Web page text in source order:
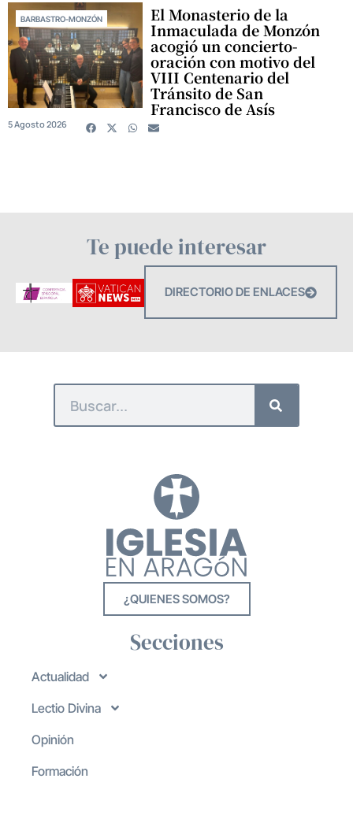
BARBASTRO-MONZÓN El Monasterio de la
Inmaculada de Monzón
acogió un concierto-
oración con motivo del
VIII Centenario del
Tránsito de San
Francisco de Asís
5 Agosto 2026
Te puede interesar
DIRECTORIO DE ENLACES
¿QUIENES SOMOS?
Secciones
Actualidad
Lectio Divina
Opinión
Formación